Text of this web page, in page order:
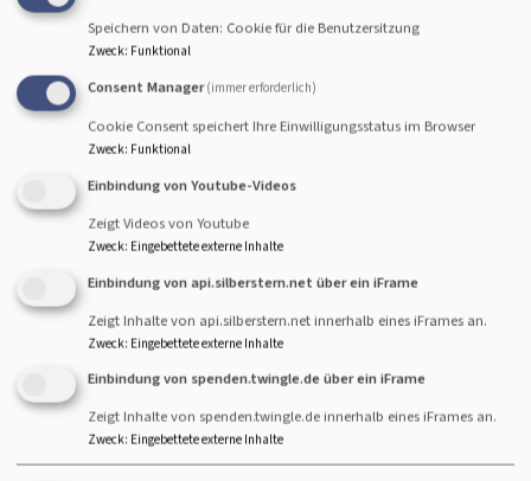
Weitere Informationen zum Werk:
Programmblatt 230.01 KB
Johann Sebastian Bach
Die Kunst der Fuge, BWV 1080
Spätfassung des Originaldrucks
Vier Fugen im einfachen Kontrapunkt:
Contrapunctus 1
Contrapunctus 2
Contrapunctus 3
Contrapunctus 4
Speichern von Daten: Cookie für die Benutzersitzung
Zweck: Funktional
Consent Manager (immer erforderlich)
Cookie Consent speichert Ihre Einwilligungsstatus im Browser
Zweck: Funktional
Einbindung von Youtube-Videos
Zeigt Videos von Youtube
Zweck: Eingebettete externe Inhalte
Einbindung von api.silberstern.net über ein iFrame
Zeigt Inhalte von api.silberstern.net innerhalb eines iFrames an.
Zweck: Eingebettete externe Inhalte
Einbindung von spenden.twingle.de über ein iFrame
Zeigt Inhalte von spenden.twingle.de innerhalb eines iFrames an.
Zweck: Eingebettete externe Inhalte